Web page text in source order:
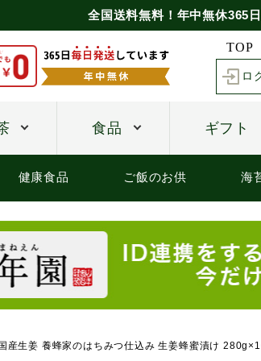
全国送料無料！年中無休365
TOP
ロ
食品 ギフト
健康食品 ご飯のお供 海
産生姜 養蜂家のはちみつ仕込み 生姜蜂蜜漬け